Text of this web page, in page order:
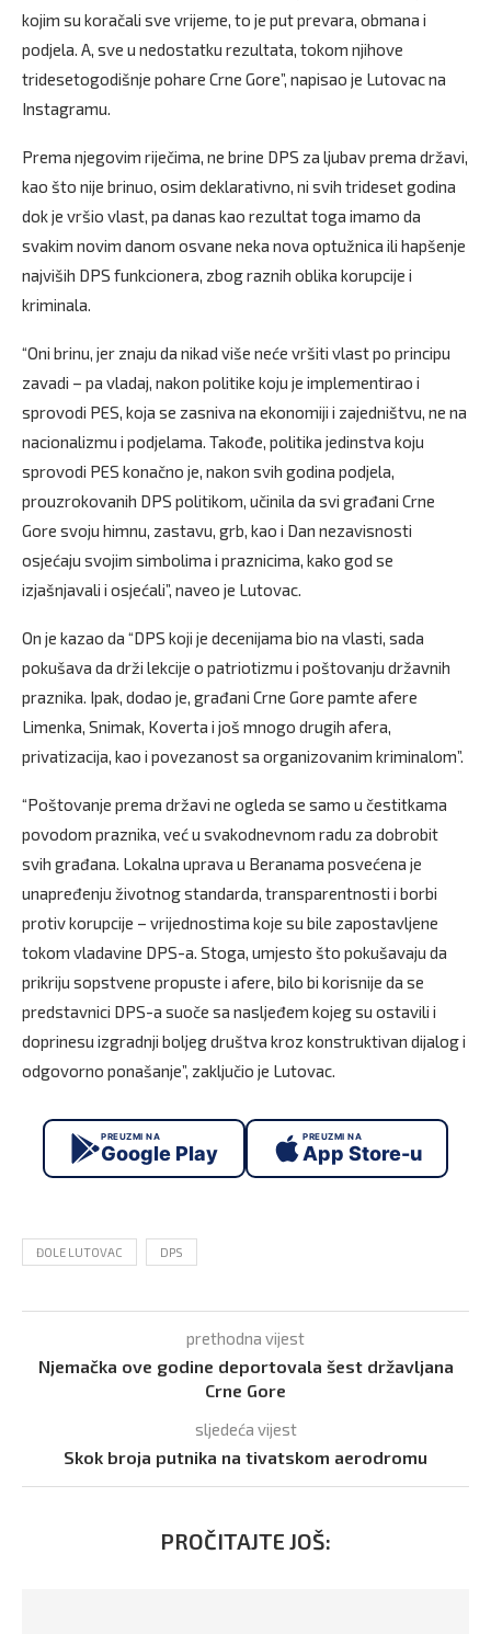
kojim su koračali sve vrijeme, to je put prevara, obmana i
podjela. A, sve u nedostatku rezultata, tokom njihove
tridesetogodišnje pohare Crne Gore”, napisao je Lutovac na
Instagramu.
Prema njegovim riječima, ne brine DPS za ljubav prema državi,
kao što nije brinuo, osim deklarativno, ni svih trideset godina
dok je vršio vlast, pa danas kao rezultat toga imamo da
svakim novim danom osvane neka nova optužnica ili hapšenje
najviših DPS funkcionera, zbog raznih oblika korupcije i
kriminala.
“Oni brinu, jer znaju da nikad više neće vršiti vlast po principu
zavadi – pa vladaj, nakon politike koju je implementirao i
sprovodi PES, koja se zasniva na ekonomiji i zajedništvu, ne na
nacionalizmu i podjelama. Takođe, politika jedinstva koju
sprovodi PES konačno je, nakon svih godina podjela,
prouzrokovanih DPS politikom, učinila da svi građani Crne
Gore svoju himnu, zastavu, grb, kao i Dan nezavisnosti
osjećaju svojim simbolima i praznicima, kako god se
izjašnjavali i osjećali”, naveo je Lutovac.
On je kazao da “DPS koji je decenijama bio na vlasti, sada
pokušava da drži lekcije o patriotizmu i poštovanju državnih
praznika. Ipak, dodao je, građani Crne Gore pamte afere
Limenka, Snimak, Koverta i još mnogo drugih afera,
privatizacija, kao i povezanost sa organizovanim kriminalom”.
“Poštovanje prema državi ne ogleda se samo u čestitkama
povodom praznika, već u svakodnevnom radu za dobrobit
svih građana. Lokalna uprava u Beranama posvećena je
unapređenju životnog standarda, transparentnosti i borbi
protiv korupcije – vrijednostima koje su bile zapostavljene
tokom vladavine DPS-a. Stoga, umjesto što pokušavaju da
prikriju sopstvene propuste i afere, bilo bi korisnije da se
predstavnici DPS-a suoče sa nasljeđem kojeg su ostavili i
doprinesu izgradnji boljeg društva kroz konstruktivan dijalog i
odgovorno ponašanje”, zaključio je Lutovac.
PREUZMI NA
Google Play
PREUZMI NA
App Store-u
ĐOLE LUTOVAC DPS
prethodna vijest
Njemačka ove godine deportovala šest državljana
Crne Gore
sljedeća vijest
Skok broja putnika na tivatskom aerodromu
PROČITAJTE JOŠ: